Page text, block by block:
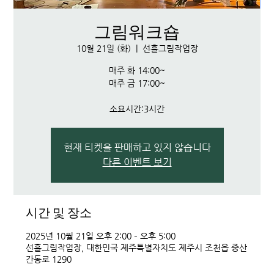
그림워크숍
10월 21일 (화) 선흘그림작업장
매주 화 14:00~
매주 금 17:00~
소요시간:3시간
현재 티켓을 판매하고 있지 않습니다
다른 이벤트 보기
시간 및 장소
2025년 10월 21일 오후 2:00 – 오후 5:00
선흘그림작업장, 대한민국 제주특별자치도 제주시 조천읍 중산
간동로 1290